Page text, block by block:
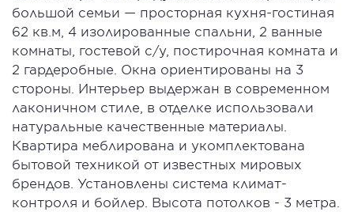
большой семьи — просторная кухня-гостиная
62 кв.м, 4 изолированные спальни, 2 ванные
комнаты, гостевой с/у, постирочная комната и
2 гардеробные. Окна ориентированы на 3
стороны. Интерьер выдержан в современном
лаконичном стиле, в отделке использовали
натуральные качественные материалы.
Квартира меблирована и укомплектована
бытовой техникой от известных мировых
брендов. Установлены система климат-
контроля и бойлер. Высота потолков - 3 метра.